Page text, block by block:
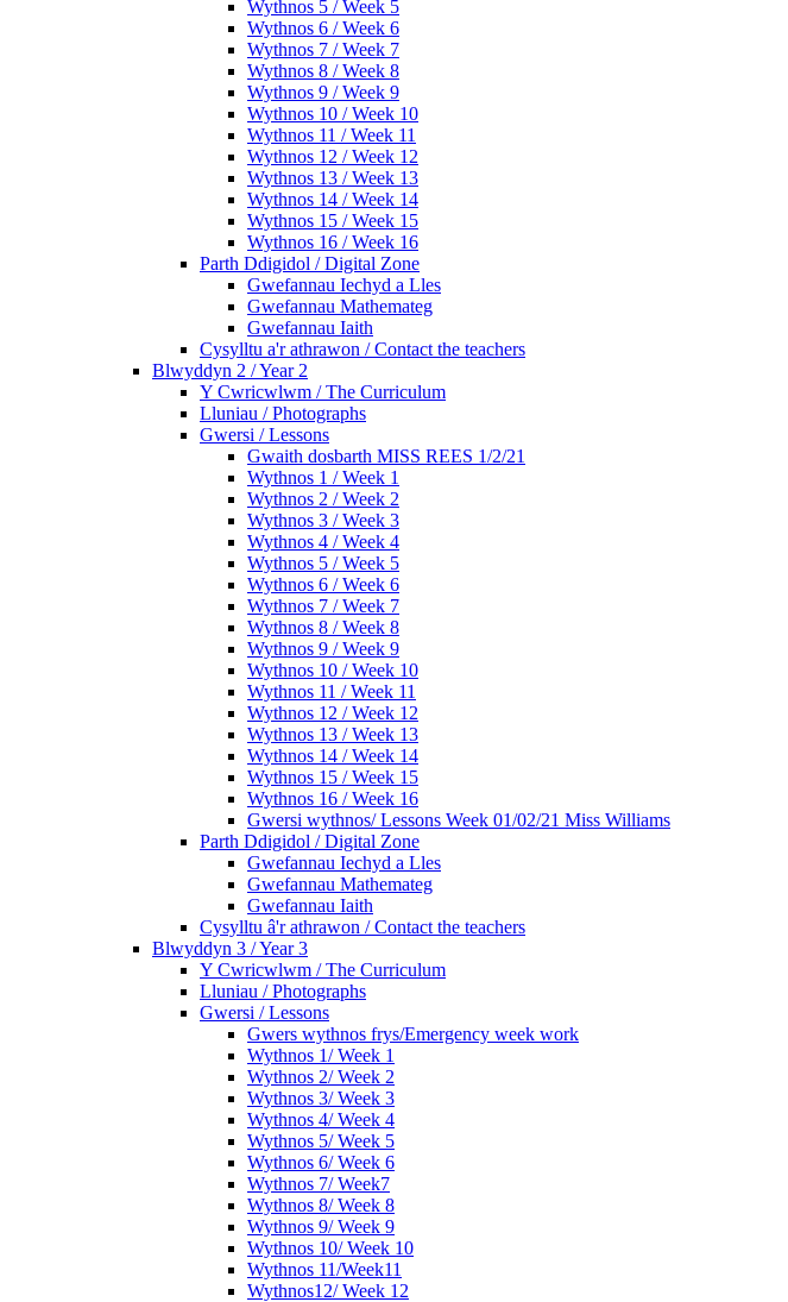
Wythnos 5 / Week 5
Wythnos 6 / Week 6
Wythnos 7 / Week 7
Wythnos 8 / Week 8
Wythnos 9 / Week 9
Wythnos 10 / Week 10
Wythnos 11 / Week 11
Wythnos 12 / Week 12
Wythnos 13 / Week 13
Wythnos 14 / Week 14
Wythnos 15 / Week 15
Wythnos 16 / Week 16
Parth Ddigidol / Digital Zone
Gwefannau Iechyd a Lles
Gwefannau Mathemateg
Gwefannau Iaith
Cysylltu a'r athrawon / Contact the teachers
Blwyddyn 2 / Year 2
Y Cwricwlwm / The Curriculum
Lluniau / Photographs
Gwersi / Lessons
Gwaith dosbarth MISS REES 1/2/21
Wythnos 1 / Week 1
Wythnos 2 / Week 2
Wythnos 3 / Week 3
Wythnos 4 / Week 4
Wythnos 5 / Week 5
Wythnos 6 / Week 6
Wythnos 7 / Week 7
Wythnos 8 / Week 8
Wythnos 9 / Week 9
Wythnos 10 / Week 10
Wythnos 11 / Week 11
Wythnos 12 / Week 12
Wythnos 13 / Week 13
Wythnos 14 / Week 14
Wythnos 15 / Week 15
Wythnos 16 / Week 16
Gwersi wythnos/ Lessons Week 01/02/21 Miss Williams
Parth Ddigidol / Digital Zone
Gwefannau Iechyd a Lles
Gwefannau Mathemateg
Gwefannau Iaith
Cysylltu â'r athrawon / Contact the teachers
Blwyddyn 3 / Year 3
Y Cwricwlwm / The Curriculum
Lluniau / Photographs
Gwersi / Lessons
Gwers wythnos frys/Emergency week work
Wythnos 1/ Week 1
Wythnos 2/ Week 2
Wythnos 3/ Week 3
Wythnos 4/ Week 4
Wythnos 5/ Week 5
Wythnos 6/ Week 6
Wythnos 7/ Week7
Wythnos 8/ Week 8
Wythnos 9/ Week 9
Wythnos 10/ Week 10
Wythnos 11/Week11
Wythnos12/ Week 12